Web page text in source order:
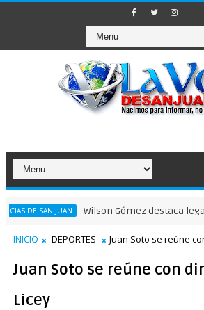
JUAN Wilson Gómez destaca legado del
INICIO DEPORTES Juan Soto se reúne
Juan Soto se reúne con
Licey